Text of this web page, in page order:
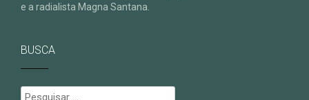
e a radialista Magna Santana.
BUSCA
Pesquisar